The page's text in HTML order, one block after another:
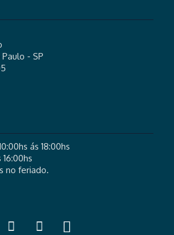
- SP
ás 18:00hs
no feriado.